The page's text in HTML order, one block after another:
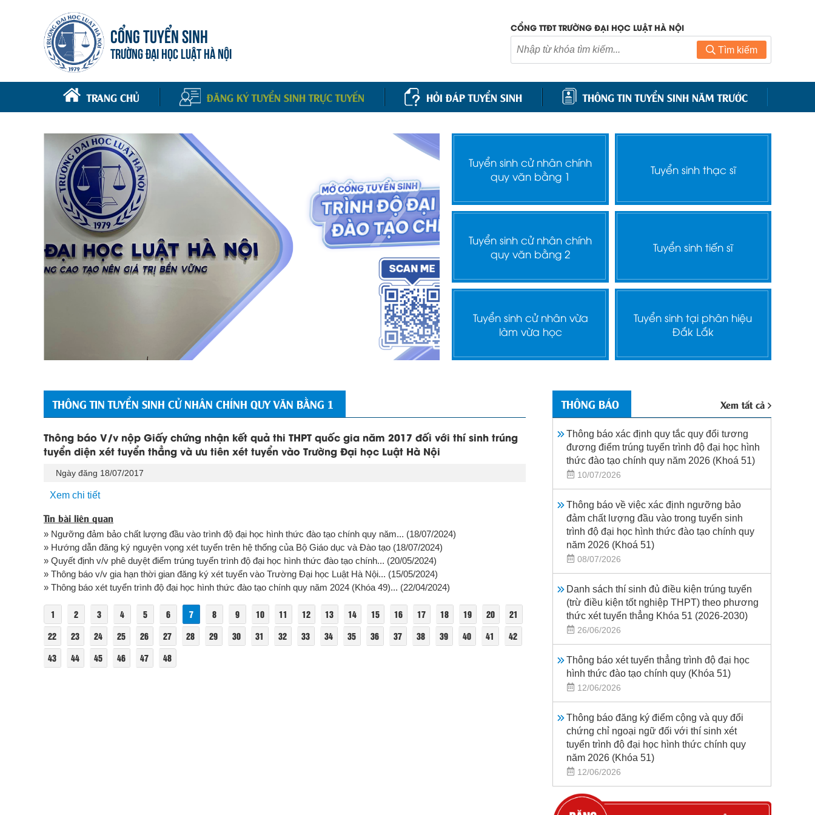
CỔNG TUYỂN SINH
TRƯỜNG ĐẠI HỌC LUẬT HÀ NỘI
CỔNG TTĐT TRƯỜNG ĐẠI HỌC LUẬT HÀ NỘI
Tìm kiếm
TRANG CHỦ ĐĂNG KÝ TUYỂN SINH TRỰC TUYẾN HỎI ĐÁP TUYỂN SINH THÔNG TIN TUYỂN SINH NĂM TRƯỚC
Tuyển sinh cử nhân chính
quy văn bằng 1
Tuyển sinh thạc sĩ
Tuyển sinh cử nhân chính
quy văn bằng 2
Tuyển sinh tiến sĩ
Tuyển sinh cử nhân vừa
làm vừa học
Tuyển sinh tại phân hiệu
Đắk Lắk
THÔNG TIN TUYỂN SINH CỬ NHÂN CHÍNH QUY VĂN BẰNG 1
Thông báo V/v nộp Giấy chứng nhận kết quả thi THPT quốc gia năm 2017 đối với thí sinh trúng
tuyển diện xét tuyển thẳng và ưu tiên xét tuyển vào Trường Đại học Luật Hà Nội
Ngày đăng 18/07/2017
Xem chi tiết
Tin bài liên quan
» Ngưỡng đảm bảo chất lượng đầu vào trình độ đại học hình thức đào tạo chính quy năm... (18/07/2024)
» Hướng dẫn đăng ký nguyện vọng xét tuyển trên hệ thống của Bộ Giáo dục và Đào tạo (18/07/2024)
» Quyết định v/v phê duyệt điểm trúng tuyển trình độ đại học hình thức đào tạo chính... (20/05/2024)
» Thông báo v/v gia hạn thời gian đăng ký xét tuyển vào Trường Đại học Luật Hà Nội... (15/05/2024)
» Thông báo xét tuyển trình độ đại học hình thức đào tạo chính quy năm 2024 (Khóa 49)... (22/04/2024)
1 2 3 4 5 6 7 8 9 10 11 12 13 14 15 16 17 18 19 20
21
22
23 24 25 26 27 28 29 30 31 32 33 34 35 36 37 38 39 40 41
42
43
44 45 46 47 48
THÔNG BÁO Xem tất cả
Thông báo xác định quy tắc quy đổi tương
đương điểm trúng tuyển trình độ đại học hình
thức đào tạo chính quy năm 2026 (Khoá 51)
10/07/2026
Thông báo về việc xác định ngưỡng bảo
đảm chất lượng đầu vào trong tuyển sinh
trình độ đại học hình thức đào tạo chính quy
năm 2026 (Khoá 51)
08/07/2026
Danh sách thí sinh đủ điều kiện trúng tuyển
(trừ điều kiện tốt nghiệp THPT) theo phương
thức xét tuyển thẳng Khóa 51 (2026-2030)
26/06/2026
Thông báo xét tuyển thẳng trình độ đại học
hình thức đào tạo chính quy (Khóa 51)
12/06/2026
Thông báo đăng ký điểm cộng và quy đổi
chứng chỉ ngoại ngữ đối với thí sinh xét
tuyển trình độ đại học hình thức chính quy
năm 2026 (Khóa 51)
12/06/2026